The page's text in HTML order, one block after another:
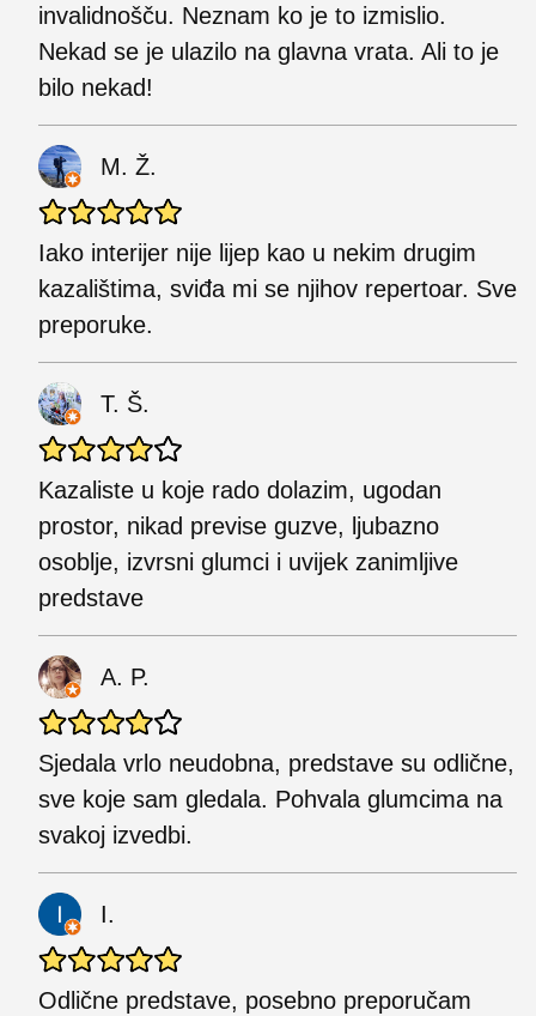
invalidnošču. Neznam ko je to izmislio.
Nekad se je ulazilo na glavna vrata. Ali to je
bilo nekad!
M. Ž.
Iako interijer nije lijep kao u nekim drugim
kazalištima, sviđa mi se njihov repertoar. Sve
preporuke.
T. Š.
Kazaliste u koje rado dolazim, ugodan
prostor, nikad previse guzve, ljubazno
osoblje, izvrsni glumci i uvijek zanimljive
predstave
A. P.
Sjedala vrlo neudobna, predstave su odlične,
sve koje sam gledala. Pohvala glumcima na
svakoj izvedbi.
I.
Odlične predstave, posebno preporučam